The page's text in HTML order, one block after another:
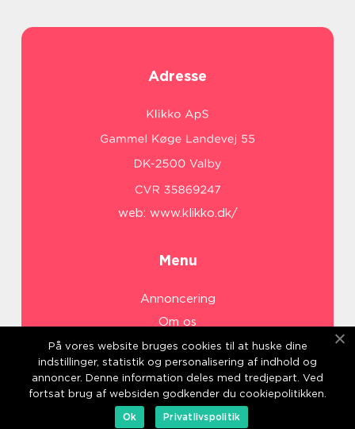
Adresse
web: www.klikko.dk/
Menu
Annoncering
Om os
Cookies
Kontakt os
Sitemap
På vores website bruges cookies til at huske dine
indstillinger, statistik og personalisering af indhold og
annoncer. Denne information deles med tredjepart. Ved
fortsat brug af websiden godkender du cookiepolitikken.
Ok
Privatlivspolitik